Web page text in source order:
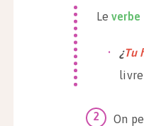
Le verbe
¿Tu
livre
On